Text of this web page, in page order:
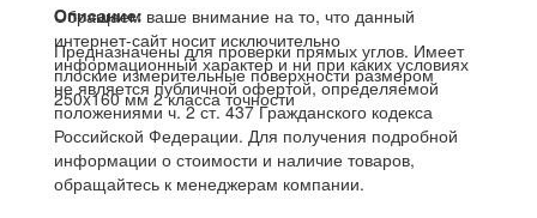
Описание:
Предназначены для проверки прямых углов. Имеет
плоские измерительные поверхности размером
250x160 мм 2 класса точности
Обращаем ваше внимание на то, что данный
интернет-сайт носит исключительно
информационный характер и ни при каких условиях
не является публичной офертой, определяемой
положениями ч. 2 ст. 437 Гражданского кодекса
Российской Федерации. Для получения подробной
информации о стоимости и наличие товаров,
обращайтесь к менеджерам компании.